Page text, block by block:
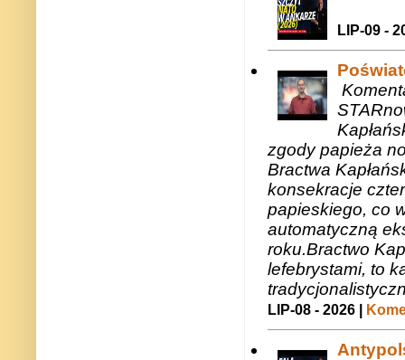
LIP-09 -
zgody papieża
Bractwa
konsekracje
papieskiego, co
automatyczną
roku.Bractwo
lefebrystami, to
LIP-08 - 2026 |